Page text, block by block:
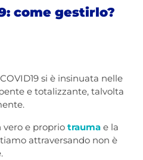
come gestirlo?
si è insinuata nelle
e totalizzante, talvolta
vero e proprio trauma e la
attraversando non è